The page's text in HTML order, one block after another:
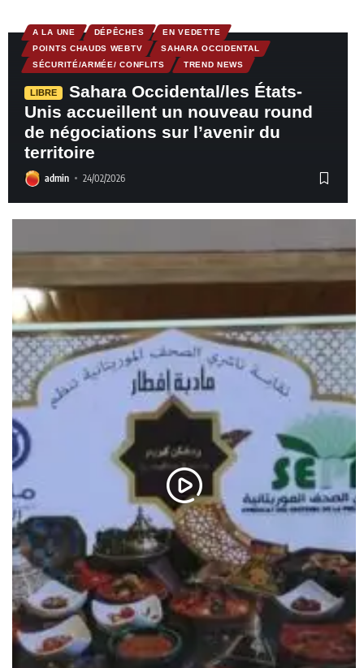
A LA UNE DÉPÊCHES
EN VEDETTE
POINTS CHAUDS WEBTV
SAHARA OCCIDENTAL
SÉCURITÉ/ARMÉE/ CONFLITS
TREND NEWS
LIBRE
Sahara Occidental/les États-
Unis accueillent un nouveau round
de négociations sur l’avenir du
territoire
admin 24/02/2026